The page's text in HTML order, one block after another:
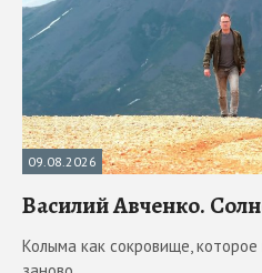
09.08.2026
Василий Авченко.
Колыма как сокровище,